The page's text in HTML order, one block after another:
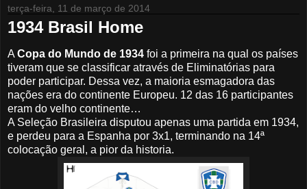
terça-feira, 11 de março de 2014
1934 Brasil Home
ACopa do Mundo de 1934 foi a primeira na qual os países
tiveram que se classificar através de Eliminatórias para
poder participar. Dessa vez, a maioria esmagadora das
nações era do continente Europeu. 12 das 16 participantes
eram do velho continente…
A Seleção Brasileira disputou apenas uma partida em 1934,
e perdeu para a Espanha por 3x1, terminando na 14ª
colocação geral, a pior da historia.